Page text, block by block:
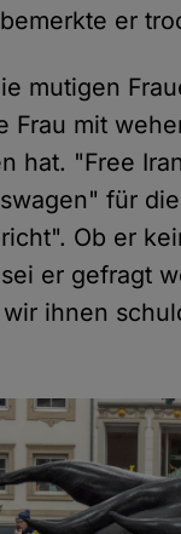
er
mutigen
Frau mit
hat. "Free
für
Ob er
er gefragt
ihnen